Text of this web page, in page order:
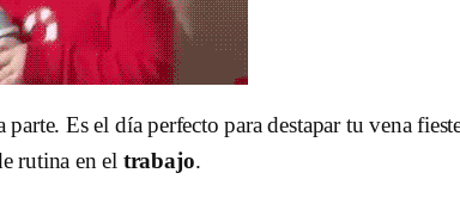
Es el día perfecto para destapar tu vena
rutina en el trabajo.